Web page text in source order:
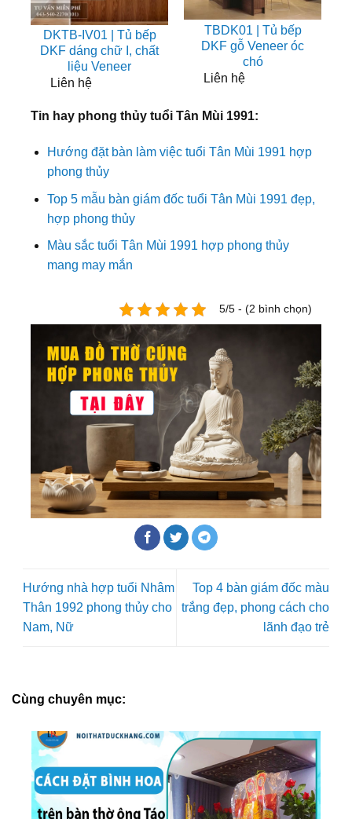
DKTB-IV01 | Tủ bếp
DKF dáng chữ I, chất
liệu Veneer
Liên hệ
TBDK01 | Tủ bếp
DKF gỗ Veneer óc
chó
Liên hệ
Tin hay phong thủy tuổi Tân Mùi 1991:
Hướng đặt bàn làm việc tuổi Tân Mùi 1991 hợp
phong thủy
Top 5 mẫu bàn giám đốc tuổi Tân Mùi 1991 đẹp,
hợp phong thủy
Màu sắc tuổi Tân Mùi 1991 hợp phong thủy
mang may mắn
5/5 - (2 bình chọn)
Hướng nhà hợp tuổi Nhâm
Thân 1992 phong thủy cho
Nam, Nữ
Top 4 bàn giám đốc màu
trắng đẹp, phong cách cho
lãnh đạo trẻ
Cùng chuyên mục: